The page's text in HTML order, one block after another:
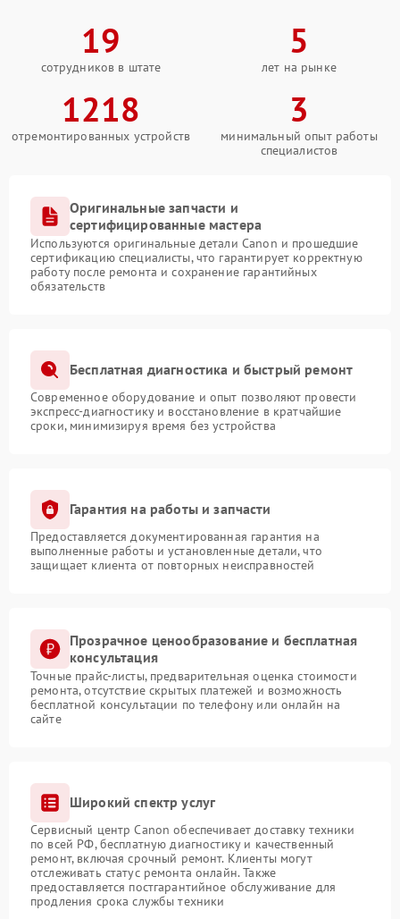
19
сотрудников в штате
5
лет на рынке
1218
отремонтированных устройств
3
минимальный опыт работы
специалистов
Оригинальные запчасти и
сертифицированные мастера
Используются оригинальные детали Canon и прошедшие
сертификацию специалисты, что гарантирует корректную
работу после ремонта и сохранение гарантийных
обязательств
Бесплатная диагностика и быстрый ремонт
Современное оборудование и опыт позволяют провести
экспресс-диагностику и восстановление в кратчайшие
сроки, минимизируя время без устройства
Гарантия на работы и запчасти
Предоставляется документированная гарантия на
выполненные работы и установленные детали, что
защищает клиента от повторных неисправностей
Прозрачное ценообразование и бесплатная
консультация
Точные прайс-листы, предварительная оценка стоимости
ремонта, отсутствие скрытых платежей и возможность
бесплатной консультации по телефону или онлайн на
сайте
Широкий спектр услуг
Сервисный центр Canon обеспечивает доставку техники
по всей РФ, бесплатную диагностику и качественный
ремонт, включая срочный ремонт. Клиенты могут
отслеживать статус ремонта онлайн. Также
предоставляется постгарантийное обслуживание для
продления срока службы техники